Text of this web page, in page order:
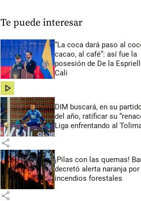
Te puede interesar
“La coca dará paso al
cacao, al café”: así fue la
posesión de De la
Cali
share
DIM buscará, en su
del año, ratificar su
Liga enfrentando al
share
¡Pilas con las quemas!
decretó alerta naranja por
incendios forestales
share